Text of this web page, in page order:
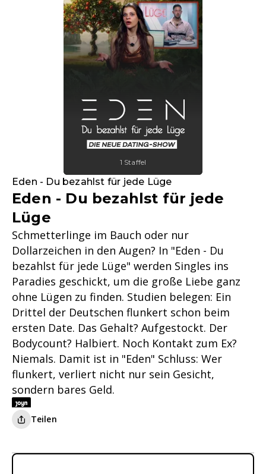
1 Staffel
Eden - Du bezahlst für jede Lüge
Eden - Du bezahlst für jede
Lüge
Schmetterlinge im Bauch oder nur
Dollarzeichen in den Augen? In "Eden - Du
bezahlst für jede Lüge" werden Singles ins
Paradies geschickt, um die große Liebe ganz
ohne Lügen zu finden. Studien belegen: Ein
Drittel der Deutschen flunkert schon beim
ersten Date. Das Gehalt? Aufgestockt. Der
Bodycount? Halbiert. Noch Kontakt zum Ex?
Niemals. Damit ist in "Eden" Schluss: Wer
flunkert, verliert nicht nur sein Gesicht,
sondern bares Geld.
Teilen